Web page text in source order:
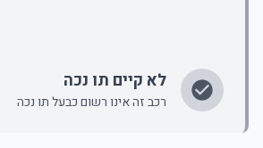
לא קיים תו נכה
רכב זה אינו רשום כבעל תו נכה